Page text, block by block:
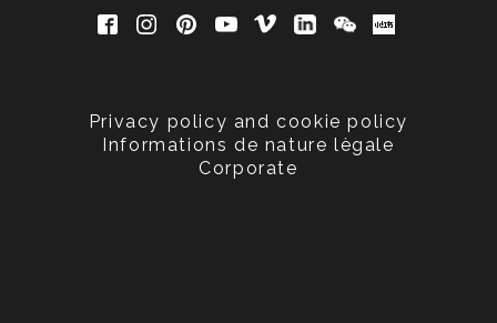
Privacy policy and cookie policy
Informations de nature lègale
Corporate